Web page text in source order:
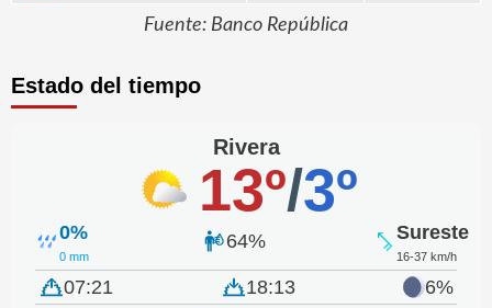
Fuente: Banco República
Estado del tiempo
Rivera
13º/3º
0%
0 mm
64% Sureste
16-37 km/h
07:21 18:13 6%